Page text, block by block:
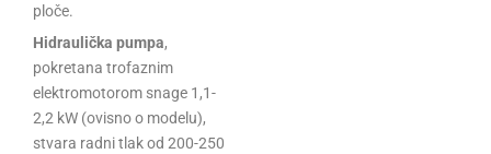
ploče.
Hidraulička pumpa,
pokretana trofaznim
elektromotorom snage 1,1-
2,2 kW (ovisno o modelu),
stvara radni tlak od 200-250